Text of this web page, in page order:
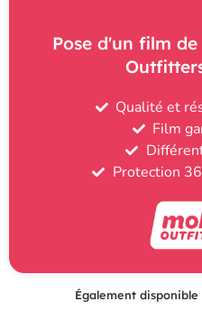
Pose d'un film
Qualité et
Film
Protection
Également